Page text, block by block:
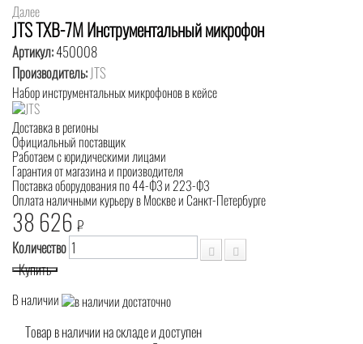
Далее
JTS TXB-7M Инструментальный микрофон
Артикул:450008
Производитель: JTS
Набор инструментальных микрофонов в кейсе
Доставка в регионы
Официальный поставщик
Работаем с юридическими лицами
Гарантия от магазина и производителя
Поставка оборудования по 44-ФЗ и 223-ФЗ
Оплата наличными курьеру в Москве и Санкт-Петербурге
38 626 ₽
Количество
Купить
В наличии
Товар в наличии на складе и доступен